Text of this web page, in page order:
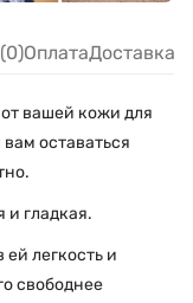
ОплатаДоставка
от вашей кожи для
оставаться
и гладкая.
легкость и
свободнее